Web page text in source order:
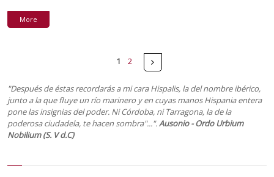
More
Pages
1 2
"Después de éstas recordarás a mi cara Hispalis, la del nombre ibérico,
junto a la que fluye un río marinero y en cuyas manos Hispania entera
pone las insignias del poder. Ni Córdoba, ni Tarragona, la de la
poderosa ciudadela, te hacen sombra"...".Ausonio - Ordo Urbium
Nobilium (S. V d.C)